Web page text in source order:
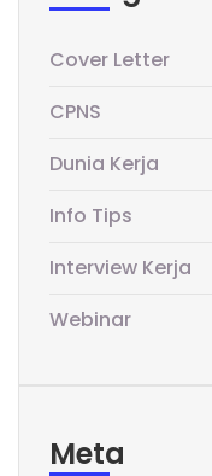
Cover Letter
CPNS
Dunia Kerja
Info Tips
Interview Kerja
Webinar
Meta